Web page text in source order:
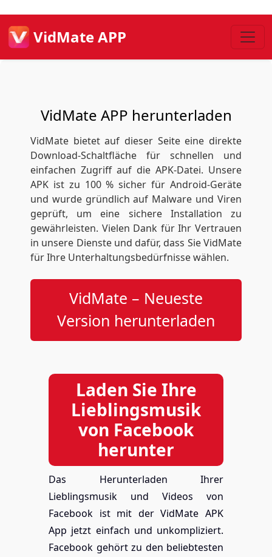
VidMate APP
VidMate APP herunterladen
VidMate bietet auf dieser Seite eine direkte
Download-Schaltfläche für schnellen und
einfachen Zugriff auf die APK-Datei. Unsere
APK ist zu 100 % sicher für Android-Geräte
und wurde gründlich auf Malware und Viren
geprüft, um eine sichere Installation zu
gewährleisten. Vielen Dank für Ihr Vertrauen
in unsere Dienste und dafür, dass Sie VidMate
für Ihre Unterhaltungsbedürfnisse wählen.
VidMate – Neueste
Version herunterladen
Laden Sie Ihre
Lieblingsmusik
von Facebook
herunter
Das Herunterladen Ihrer
Lieblingsmusik und Videos von
Facebook ist mit der VidMate APK
App jetzt einfach und unkompliziert.
Facebook gehört zu den beliebtesten